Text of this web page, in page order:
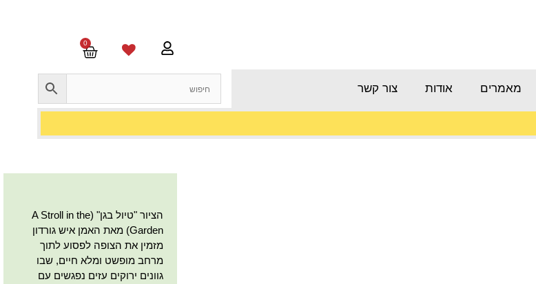
0
מאמרים אודות צור קשר
הציור "טיול בגן" (A Stroll in the
Garden) מאת האמן איש גורדון
מזמין את הצופה לפסוע לתוך
מרחב מופשט ומלא חיים, שבו
גוונים ירוקים עזים נפגשים עם